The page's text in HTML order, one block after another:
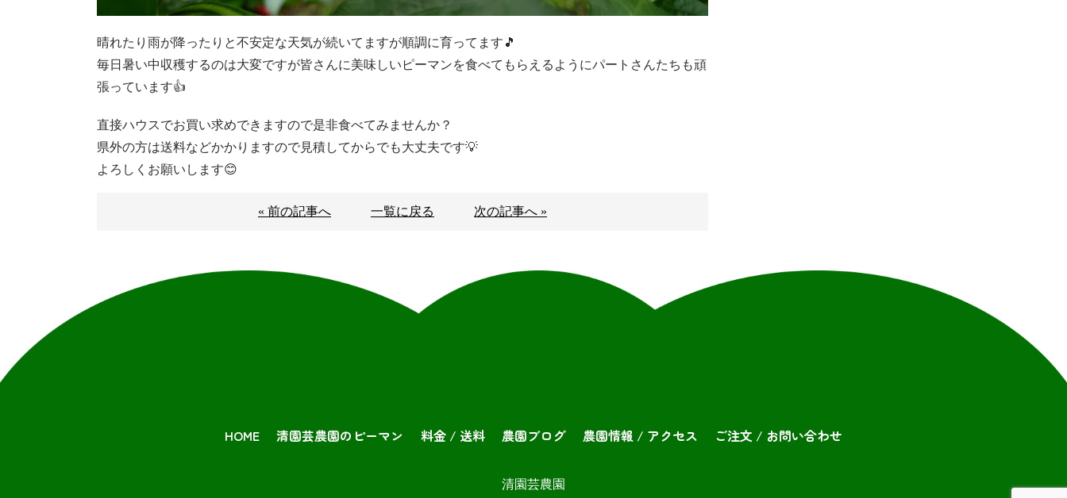
晴れたり雨が降ったりと不安定な天気が続いてますが順調に育ってます🎵
毎日暑い中収穫するのは大変ですが皆さんに美味しいピーマンを食べてもらえるようにパートさんたちも頑
張っています👍
直接ハウスでお買い求めできますので是非食べてみませんか？
県外の方は送料などかかりますので見積してからでも大丈夫です💡
よろしくお願いします😊
« 前の記事へ 一覧に戻る 次の記事へ »
HOME 清園芸農園のピーマン 料金 / 送料 農園ブログ 農園情報 / アクセス ご注文 / お問い合わせ
清園芸農園